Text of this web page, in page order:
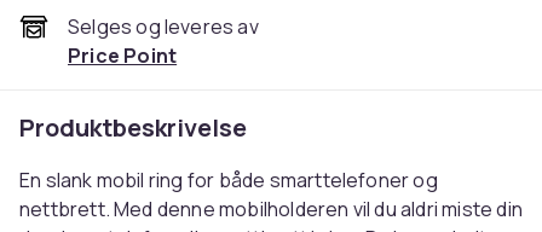
Selges og leveres av
Price Point
Produktbeskrivelse
En slank mobil ring for både smarttelefoner og
nettbrett. Med denne mobilholderen vil du aldri miste din